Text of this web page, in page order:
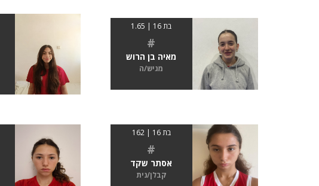
בת 16 | 1.65
#
מאיה בן הרוש
מגיש/ה
בת 16 | 162
#
אסתר שקד
קבלן/נית